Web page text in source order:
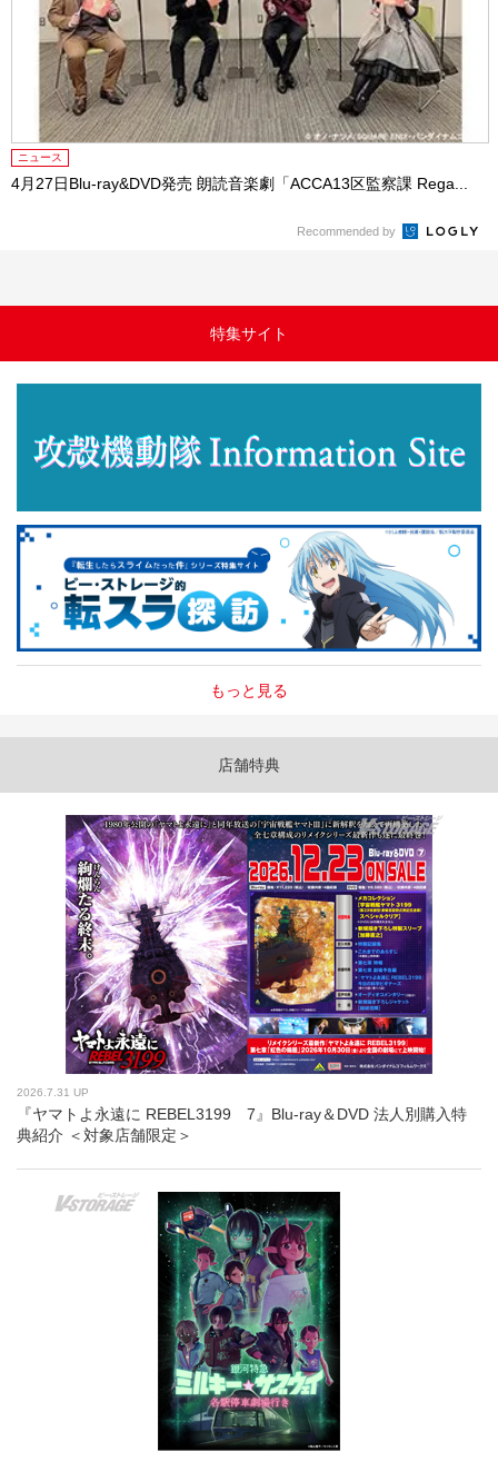
ニュース
4月27日Blu-ray&DVD発売 朗読音楽劇「ACCA13区監察課 Rega...
Recommended by
特集サイト
もっと見る
店舗特典
2026.7.31 UP
『ヤマトよ永遠に REBEL3199 7』Blu-ray＆DVD 法人別購入特
典紹介 ＜対象店舗限定＞